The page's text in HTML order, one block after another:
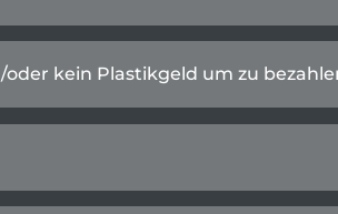
kein Plastikgeld um zu